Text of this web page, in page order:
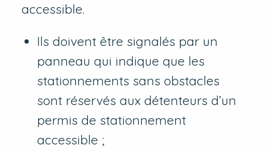
accessible.
Ils doivent être signalés par un
panneau qui indique que les
stationnements sans obstacles
sont réservés aux détenteurs d’un
permis de stationnement
accessible ;